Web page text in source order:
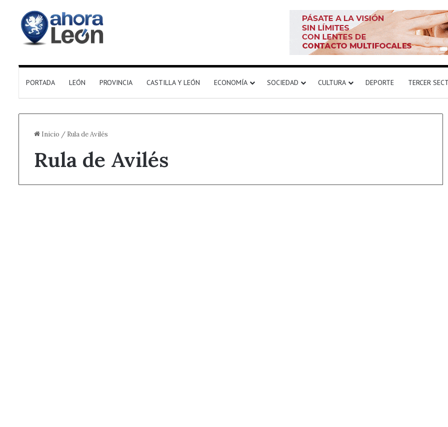
PORTADA LEÓN PROVINCIA CASTILLA Y LEÓN ECONOMÍA SOCIEDAD CULTURA DEPORTE TERCER
Inicio / Rula de Avilés
Rula de Avilés